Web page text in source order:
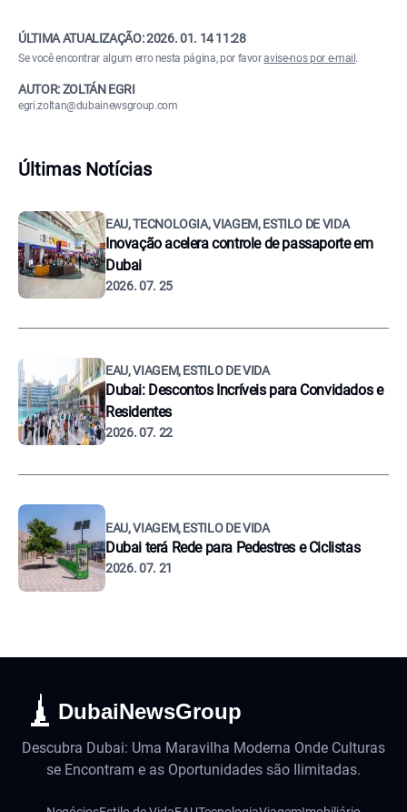
ÚLTIMA ATUALIZAÇÃO:2026. 01. 14 11:28
Se você encontrar algum erro nesta página, por favoravise-nos por e-mail .
AUTOR: ZOLTÁN EGRI
egri.zoltan@dubainewsgroup.com
Últimas Notícias
EAU, TECNOLOGIA, VIAGEM, ESTILO DE VIDA
Inovação acelera controle de passaporte em
Dubai
2026. 07. 25
EAU, VIAGEM, ESTILO DE VIDA
Dubai: Descontos Incríveis para Convidados e
Residentes
2026. 07. 22
EAU, VIAGEM, ESTILO DE VIDA
Dubai terá Rede para Pedestres e Ciclistas
2026. 07. 21
DubaiNewsGroup
Descubra Dubai: Uma Maravilha Moderna Onde Culturas
se Encontram e as Oportunidades são Ilimitadas.